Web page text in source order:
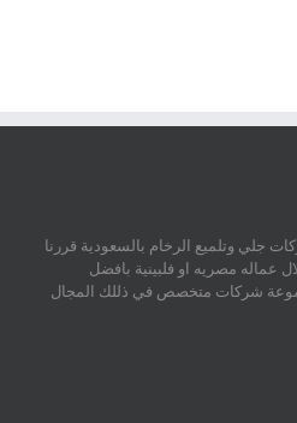
جلي وتلميع الرخام بالسعودية قررنا
عماله مصريه او فلبينية بافضل
شركات متخصص في ذللك المجال